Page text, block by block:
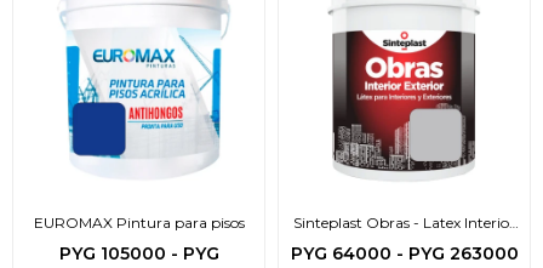
EUROMAX Pintura para pisos
PYG 105000 - PYG
Sinteplast Obras - Latex Interior
Exterior
PYG 64000 - PYG 263000